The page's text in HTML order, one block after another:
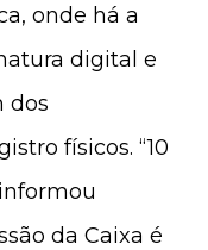
onde há a
digital e
dos
físicos. “10
da Caixa é